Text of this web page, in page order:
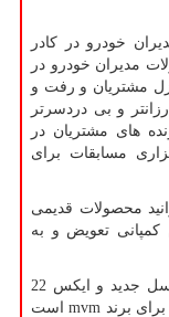
های مدیران خودرو در کادر
مدیران خودرو در
مشتریان و رفت و
و بی دردسرتر
های مشتریان در
مسابقات برای
به شعبات 777 می توانید محصولات قدیمی
کمپانی تعویض و به
محصولات مدیران خودرو در 4 محصول 315 نسل جدید و ایکس 22
mvm است